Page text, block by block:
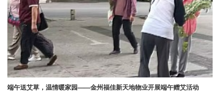
端午送艾草，温情暖家园——金州福佳新天地物业开展端午赠艾活动